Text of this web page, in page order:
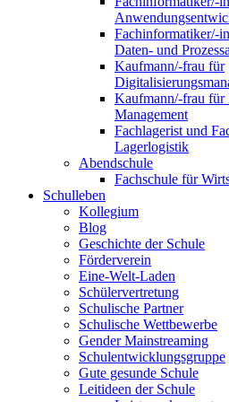
Fachinformatiker/-
Daten- und
Kaufmann/-frau für
Kaufmann/-frau für
Management
Fachlagerist und
Lagerlogistik
Abendschule
Fachschule für
Schulleben
Kollegium
Blog
Geschichte der Schule
Förderverein
Eine-Welt-Laden
Schülervertretung
Schulische Partner
Schulische Wettbewerbe
Gender Mainstreaming
Schulentwicklungsgruppe
Gute gesunde Schule
Leitideen der Schule